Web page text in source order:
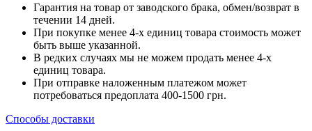
Гарантия на товар от заводского брака, обмен/возврат в
течении 14 дней.
При покупке менее 4-х единиц товара стоимость может
быть выше указанной.
В редких случаях мы не можем продать менее 4-х
единиц товара.
При отправке наложенным платежом может
потребоваться предоплата 400-1500 грн.
Способы доставки